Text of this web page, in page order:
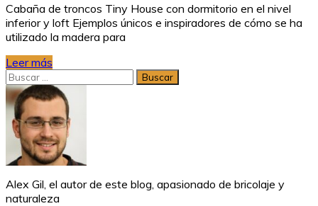
Cabaña de troncos Tiny House con dormitorio en el nivel
inferior y loft Ejemplos únicos e inspiradores de cómo se ha
utilizado la madera para
Leer más
Buscar:
Alex Gil, el autor de este blog, apasionado de bricolaje y
naturaleza